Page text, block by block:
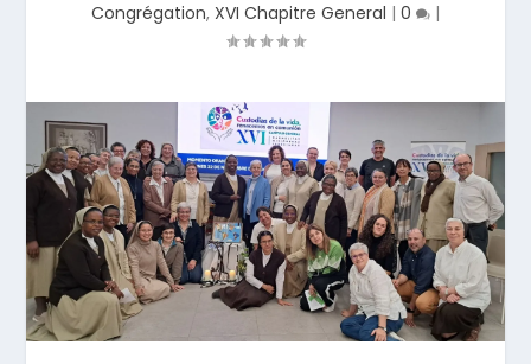
Congrégation, XVI Chapitre General | 0 |